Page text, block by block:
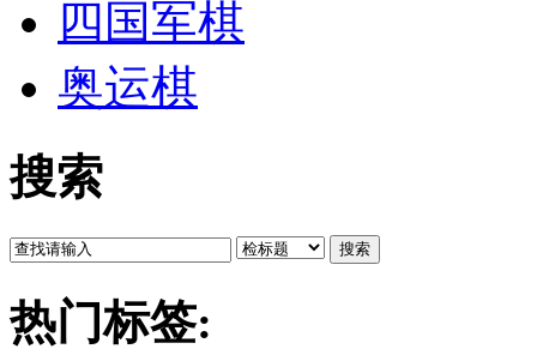
四国军棋
奥运棋
搜索
搜索
热门标签: